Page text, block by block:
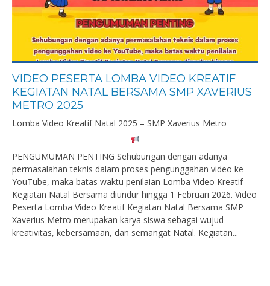
VIDEO PESERTA LOMBA VIDEO KREATIF
KEGIATAN NATAL BERSAMA SMP XAVERIUS
METRO 2025
Lomba Video Kreatif Natal 2025 – SMP Xaverius Metro
PENGUMUMAN PENTING Sehubungan dengan adanya
permasalahan teknis dalam proses pengunggahan video ke
YouTube, maka batas waktu penilaian Lomba Video Kreatif
Kegiatan Natal Bersama diundur hingga 1 Februari 2026. Video
Peserta Lomba Video Kreatif Kegiatan Natal Bersama SMP
Xaverius Metro merupakan karya siswa sebagai wujud
kreativitas, kebersamaan, dan semangat Natal. Kegiatan...